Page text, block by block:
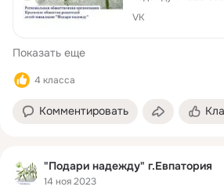
организация
объединяет людей
VK
Показать еще
4 класса
Комментировать
"Подари надежду" г.Евпатория
14 ноя 2023